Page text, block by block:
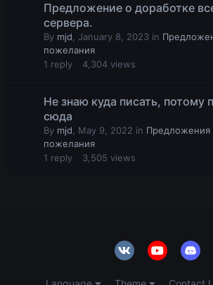
Предложение о доработке
сервера.
By mjd January 8, 2023 in
пожелания
1 reply 4,304 views
Не знаю куда писать, потому
сюда
By mjd May 9, 2022 in Предложения
пожелания
1 reply 3,505 views